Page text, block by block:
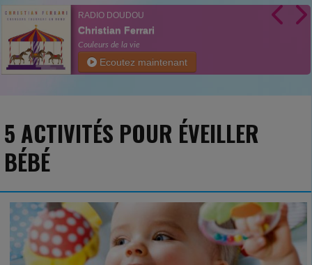
RADIO DOUDOU
Christian Ferrari
Couleurs de la vie
Ecoutez maintenant
5 ACTIVITÉS POUR ÉVEILLER
BÉBÉ